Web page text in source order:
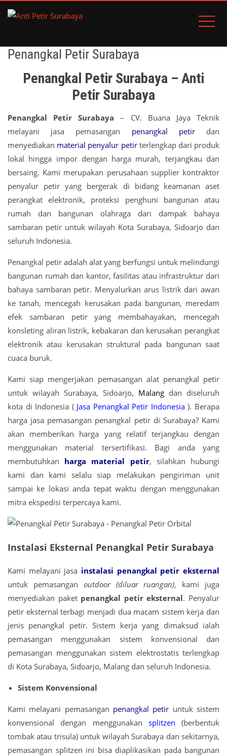
Penangkal Petir Surabaya
Penangkal Petir Surabaya – Anti
Petir Surabaya
Penangkal Petir Surabaya – CV. Buana Jaya Teknik
melayani jasa pemasangan penangkal petirdan
menyediakan material penyalur petirterlengkap dari produk
lokal hingga impor dengan harga murah, terjangkau dan
bersaing. Kami merupakan perusahaan supplier kontraktor
penyalur petir yang bergerak di bidang keamanan aset
perangkat elektronik, proteksi penghuni bangunan atau
rumah dan bangunan olahraga dari dampak bahaya
sambaran petir untuk wilayah Kota Surabaya, Sidoarjo dan
seluruh Indonesia.
Penangkal petir adalah alat yang berfungsi untuk melindungi
bangunan rumah dan kantor, fasilitas atau infrastruktur dari
bahaya sambaran petir. Menyalurkan arus listrik dari awan
ke tanah, mencegah kerusakan pada bangunan, meredam
efek sambaran petir yang membahayakan, mencegah
konsleting aliran listrik, kebakaran dan kerusakan perangkat
elektronik atau kerusakan struktural pada bangunan saat
cuaca buruk.
Kami siap mengerjakan pemasangan alat penangkal petir
untuk wilayah Surabaya, Sidoarjo, Malang dan diseluruh
kota di Indonesia ( Jasa Penangkal Petir Indonesia). Berapa
harga jasa pemasangan penangkal petir di Surabaya? Kami
akan memberikan harga yang relatif terjangkau dengan
menggunakan material tersertifikasi. Bagi anda yang
membutuhkan harga material petir, silahkan hubungi
kami dan kami selalu siap melakukan pengiriman unit
sampai ke lokasi anda tepat waktu dengan menggunakan
mitra ekspedisi terpercaya kami.
Instalasi Eksternal Penangkal Petir Surabaya
Kami melayani jasa instalasi penangkal petir eksternal
untuk pemasangan outdoor (diluar ruangan), kami juga
menyediakan paket penangkal petir eksternal. Penyalur
petir eksternal terbagi menjadi dua macam sistem kerja dan
jenis penangkal petir. Sistem kerja yang dimaksud ialah
pemasangan menggunakan sistem konvensional dan
pemasangan menggunakan sistem elektrostatis terlengkap
di Kota Surabaya, Sidoarjo, Malang dan seluruh Indonesia.
Sistem Konvensional
Kami melayani pemasangan penangkal petir untuk sistem
konvensional dengan menggunakan splitzen (berbentuk
tombak atau trisula) untuk wilayah Surabaya dan sekitarnya,
pemasangan splitzen ini bisa diaplikasikan pada bangunan